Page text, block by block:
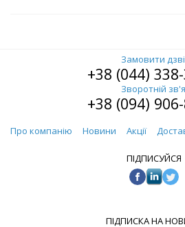
Замовити
+38 (044)
Зворотній
+38 (094)
Про компанію Новини Акції
ПІДПИСУЙСЯ
ПІДПИСКА НА